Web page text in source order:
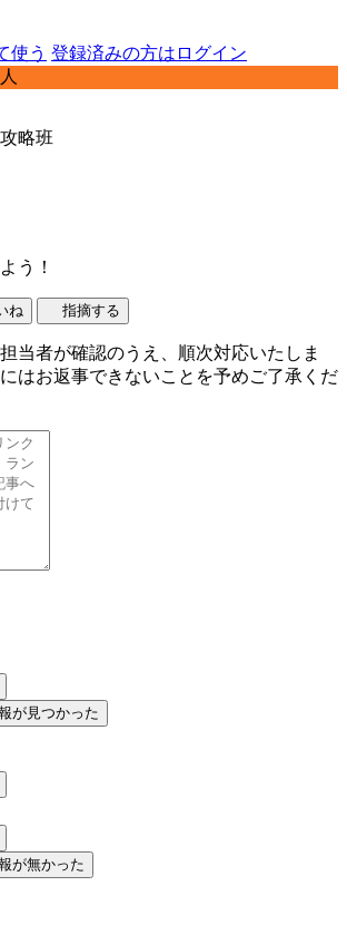
使う 登録済みの方はログイン
略班
う！
ね 指摘する
当者が確認のうえ、順次対応いたしま
はお返事できないことを予めご了承くだ
が見つかった
が無かった